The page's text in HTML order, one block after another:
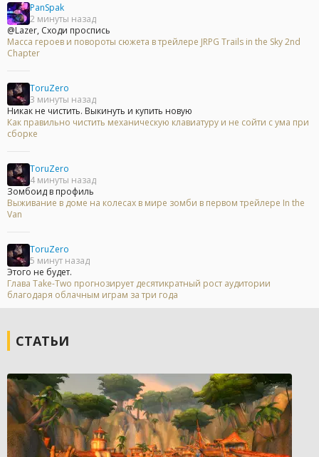
PanSpak
2 минуты назад
@Lazer, Сходи проспись
Масса героев и повороты сюжета в трейлере JRPG Trails in the Sky 2nd
Chapter
ToruZero
3 минуты назад
Никак не чистить. Выкинуть и купить новую
Как правильно чистить механическую клавиатуру и не сойти с ума при
сборке
ToruZero
4 минуты назад
Зомбоид в профиль
Выживание в доме на колесах в мире зомби в первом трейлере In the
Van
ToruZero
5 минут назад
Этого не будет.
Глава Take-Two прогнозирует десятикратный рост аудитории
благодаря облачным играм за три года
СТАТЬИ